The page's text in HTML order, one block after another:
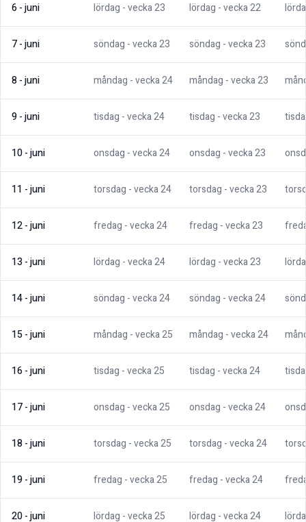
6-juni lördag - vecka23 lördag - vecka22
7-juni söndag - vecka23 söndag - vecka23
8-juni måndag - vecka24 måndag - vecka23
9-juni tisdag - vecka24 tisdag - vecka23
10-juni onsdag - vecka24 onsdag - vecka23
11 -juni torsdag - vecka24 torsdag - vecka23
12-juni fredag - vecka24 fredag - vecka23
13 -juni lördag - vecka24 lördag - vecka23
14-juni söndag - vecka24 söndag - vecka24
15-juni måndag - vecka25 måndag - vecka24
16-juni tisdag - vecka25 tisdag - vecka24
17-juni onsdag - vecka25 onsdag - vecka24
18-juni torsdag - vecka25 torsdag - vecka24
19-juni fredag - vecka25 fredag - vecka24
20-juni lördag - vecka25 lördag - vecka24